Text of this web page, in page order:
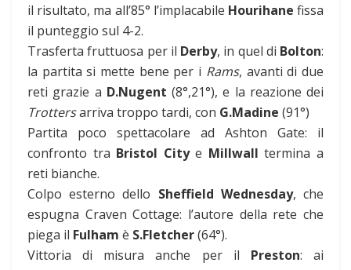
il risultato, ma all’85° l’implacabile Hourihane fissa
il punteggio sul 4-2.
Trasferta fruttuosa per il Derby, in quel di Bolton:
la partita si mette bene per i Rams, avanti di due
reti grazie a D.Nugent (8°,21°), e la reazione dei
Trottersarriva troppo tardi, con G.Madine (91°)
Partita poco spettacolare ad Ashton Gate: il
confronto tra Bristol Citye Millwall termina a
reti bianche.
Colpo esterno dello Sheffield Wednesday, che
espugna Craven Cottage: l’autore della rete che
piega il Fulham è S.Fletcher(64°).
Vittoria di misura anche per il Preston: ai